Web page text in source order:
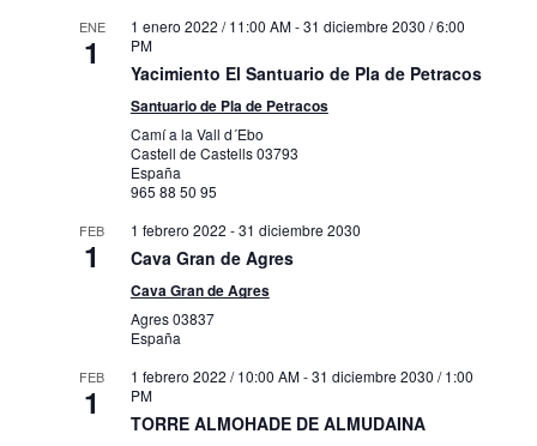
ENE
1
1 enero 2022 / 11:00 AM-31 diciembre 2030 / 6:00
PM
Yacimiento El Santuario de Pla de Petracos
Santuario de Pla de Petracos
Camí a la Vall d´Ebo
Castell de Castells03793
España
965 88 50 95
FEB
1
1 febrero 2022 -31 diciembre 2030
Cava Gran de Agres
Cava Gran de Agres
Agres03837
España
FEB
1
1 febrero 2022 / 10:00 AM-31 diciembre 2030 / 1:00
PM
TORRE ALMOHADE DE ALMUDAINA